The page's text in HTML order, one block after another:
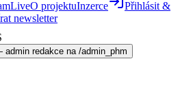
LiveO projektuInzerce
Přihlásit &
newsletter
redakce na /admin_phm